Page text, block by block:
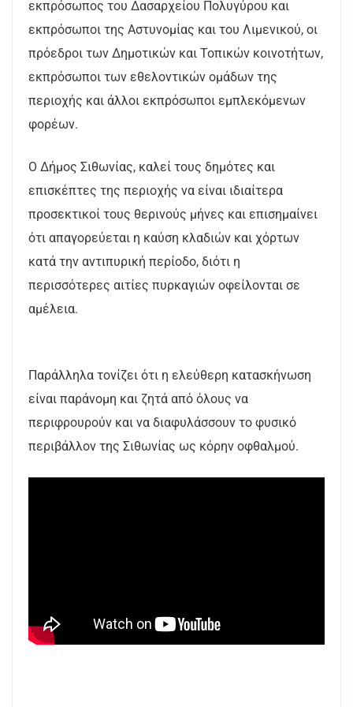
εκπρόσωπος του Δασαρχείου Πολυγύρου και
εκπρόσωποι της Αστυνομίας και του Λιμενικού, οι
πρόεδροι των Δημοτικών και Τοπικών κοινοτήτων,
εκπρόσωποι των εθελοντικών ομάδων της
περιοχής και άλλοι εκπρόσωποι εμπλεκόμενων
φορέων.
Ο Δήμος Σιθωνίας, καλεί τους δημότες και
επισκέπτες της περιοχής να είναι ιδιαίτερα
προσεκτικοί τους θερινούς μήνες και επισημαίνει
ότι απαγορεύεται η καύση κλαδιών και χόρτων
κατά την αντιπυρική περίοδο, διότι η
περισσότερες αιτίες πυρκαγιών οφείλονται σε
αμέλεια.
Παράλληλα τονίζει ότι η ελεύθερη κατασκήνωση
είναι παράνομη και ζητά από όλους να
περιφρουρούν και να διαφυλάσσουν το φυσικό
περιβάλλον της Σιθωνίας ως κόρην οφθαλμού.